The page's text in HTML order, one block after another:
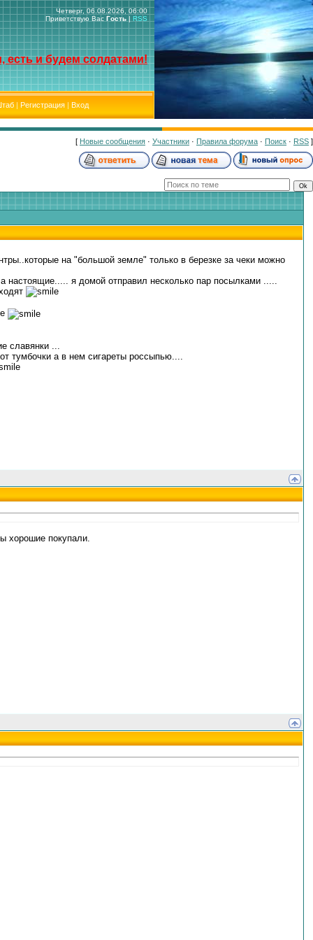
Четверг, 06.08.2026, 06:00
Приветствую Вас Гость | RSS
и будем солдатами!
| Регистрация| Вход
[ Новые сообщения · Участники · Правила форума · Поиск · RSS ]
на "большой земле" только в березке за чеки можно
настоящие..... я домой отправил несколько пар посылками .....
славянки ...
тумбочки а в нем сигареты россыпью....
хорошие покупали.